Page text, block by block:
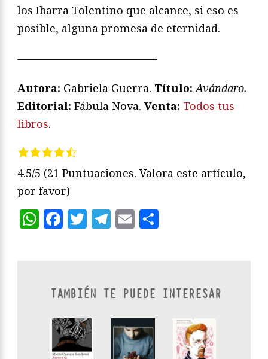
los Ibarra Tolentino que alcance, si eso es
posible, alguna promesa de eternidad.
—————————————
Autora: Gabriela Guerra. Título: Avándaro.
Editorial: Fábula Nova. Venta: Todos tus
libros.
4.5/5 (21 Puntuaciones. Valora este artículo,
por favor)
WhatsApp
Facebook
Twitter
Telegram
Email
TAMBIÉN TE PUEDE INTERESAR